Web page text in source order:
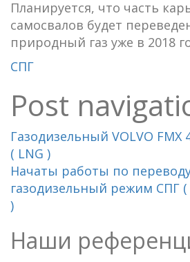
Планируется, что часть
самосвалов будет
природный газ уже в 2018
СПГ
Post
Газодизельный VOLVO
( LNG )
Начаты работы по
газодизельный режим СПГ
)
Наши